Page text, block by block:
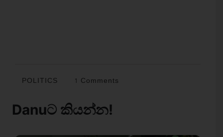
POLITICS 1 Comments